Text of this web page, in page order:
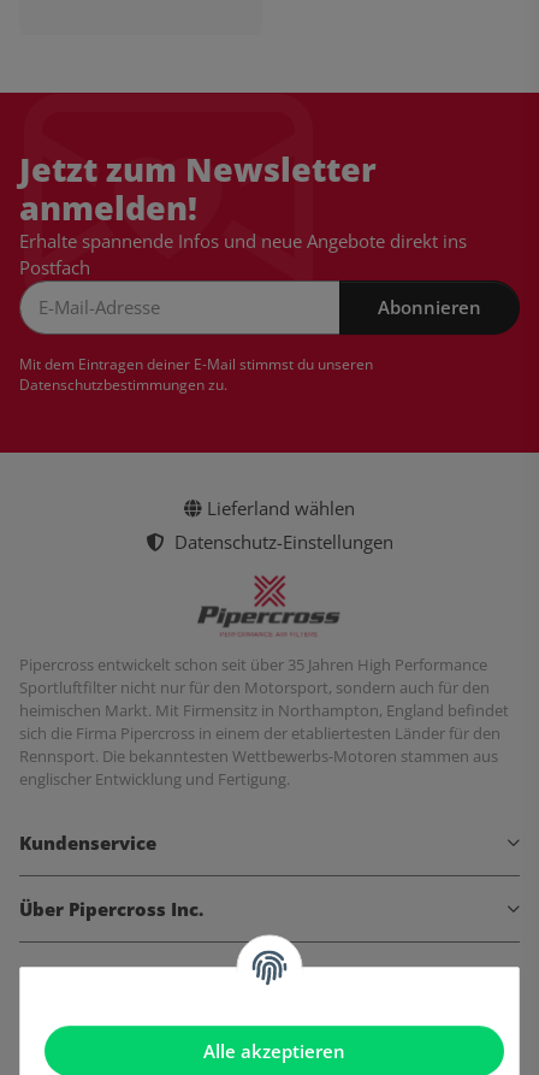
Alle akzeptieren
Jetzt zum Newsletter
anmelden!
Erhalte spannende Infos und neue Angebote direkt ins
Postfach
Abonnieren
Mit dem Eintragen deiner E-Mail stimmst du unseren
Datenschutzbestimmungenzu.
Lieferland wählen
Datenschutz-Einstellungen
Pipercross entwickelt schon seit über 35 Jahren High Performance
Sportluftfilter nicht nur für den Motorsport, sondern auch für den
heimischen Markt. Mit Firmensitz in Northampton, England befindet
sich die Firma Pipercross in einem der etabliertesten Länder für den
Rennsport. Die bekanntesten Wettbewerbs-Motoren stammen aus
englischer Entwicklung und Fertigung.
Kundenservice
Über Pipercross Inc.
Informationen
Gesetzliche Informationen